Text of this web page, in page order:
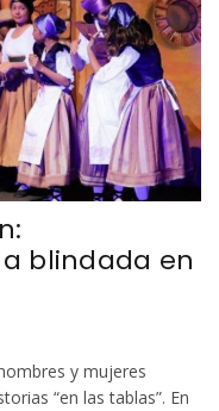
blindada en
y mujeres
“en las tablas”. En